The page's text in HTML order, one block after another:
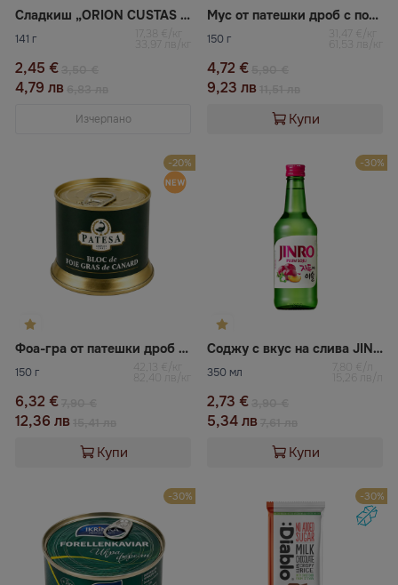
Сладкиш „ORION CUSTAS с яйчен крем“
141 г 17,38 €/кг
33,97 лв/кг
2,45 €
4,79 лв
Изчерпано
Мус от патешки дроб с подправки PATESA
150 г 31,47 €/кг
61,53 лв/кг
4,72 €
9,23 лв
Купи
-20%
Фоа-гра от патешки дроб с подправки PATESA
150 г 42,13 €/кг
82,40 лв/кг
6,32 €
12,36 лв
Купи
-30%
Соджу с вкус на слива JINRO
350 мл 7,80 €/л
15,26 лв/л
2,73 €
5,34 лв
Купи
-30% -30%